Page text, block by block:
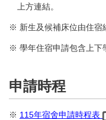
上方連結。
※ 新生及候補床位由住宿
※ 學年住宿申請包含上下
申請時程
※ 115年宿舍申請時程表